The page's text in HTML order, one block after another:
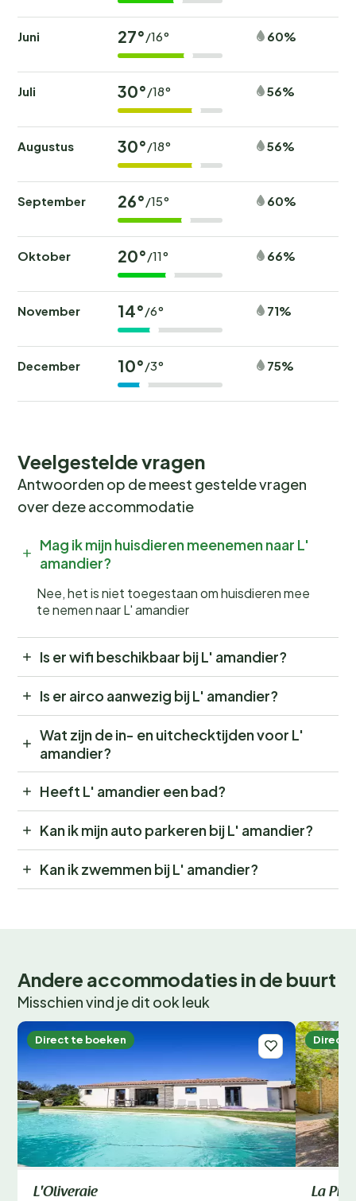
Juni 27°/16° 60%
Juli 30°/18° 56%
Augustus 30°/18° 56%
September 26°/15° 60%
Oktober 20°/11° 66%
November 14°/6° 71%
December 10°/3° 75%
Veelgestelde vragen
Antwoorden op de meest gestelde vragen
over deze accommodatie
Mag ik mijn huisdieren meenemen naar L'
amandier?
Nee, het is niet toegestaan om huisdieren mee
te nemen naar L' amandier
Is er wifi beschikbaar bij L' amandier?
Is er airco aanwezig bij L' amandier?
Wat zijn de in- en uitchecktijden voor L'
amandier?
Heeft L' amandier een bad?
Kan ik mijn auto parkeren bij L' amandier?
Kan ik zwemmen bij L' amandier?
Andere accommodaties in de buurt
Misschien vind je dit ook leuk
Direct te boeken
L'Oliveraie
Direct
La